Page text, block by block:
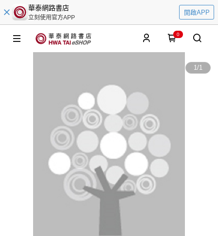
華泰網路書店
立刻使用官方APP
開啟APP
0
1/1